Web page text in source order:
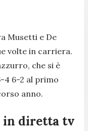
Musetti e De
volte in carriera.
che si è
4 6-2 al primo
anno.
in diretta tv